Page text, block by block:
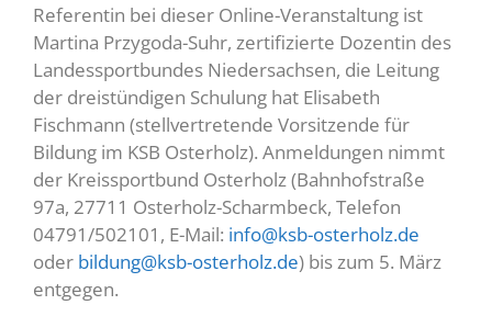
Referentin bei dieser Online-Veranstaltung ist
Martina Przygoda-Suhr, zertifizierte Dozentin des
Landessportbundes Niedersachsen, die Leitung
der dreistündigen Schulung hat Elisabeth
Fischmann (stellvertretende Vorsitzende für
Bildung im KSB Osterholz). Anmeldungen nimmt
der Kreissportbund Osterholz (Bahnhofstraße
97a, 27711 Osterholz-Scharmbeck, Telefon
04791/502101, E-Mail: info@ksb-osterholz.de
oder bildung@ksb-osterholz.de) bis zum 5. März
entgegen.